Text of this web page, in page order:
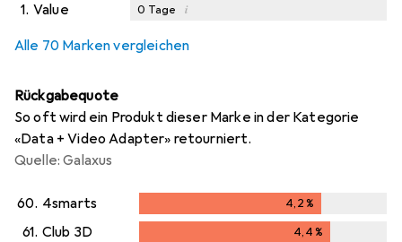
1. Value 0 Tage i
Alle 70 Marken vergleichen
Rückgabequote
So oft wird ein Produkt dieser Marke in der Kategorie
«Data + Video Adapter» retourniert.
Quelle: Galaxus
60. 4smarts 4,2%
61. Club 3D 4,4%